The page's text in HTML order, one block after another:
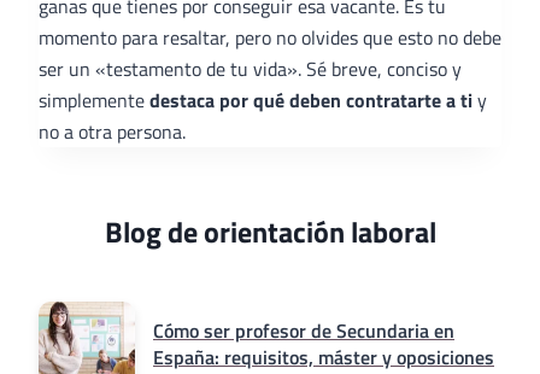
ganas que tienes por conseguir esa vacante. Es tu
momento para resaltar, pero no olvides que esto no debe
ser un «testamento de tu vida». Sé breve, conciso y
simplementedestaca por qué deben contratarte a tiy
no a otra persona.
Blog de orientación laboral
Cómo ser profesor de Secundaria en
España: requisitos, máster y oposiciones